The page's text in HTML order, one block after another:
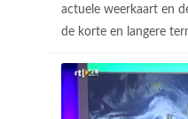
actuele weerkaart en
de korte en langere